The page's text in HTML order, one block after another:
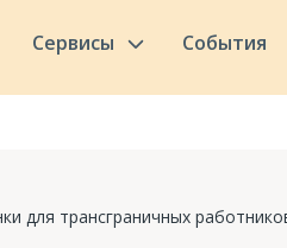
Сервисы События
для трансграничных